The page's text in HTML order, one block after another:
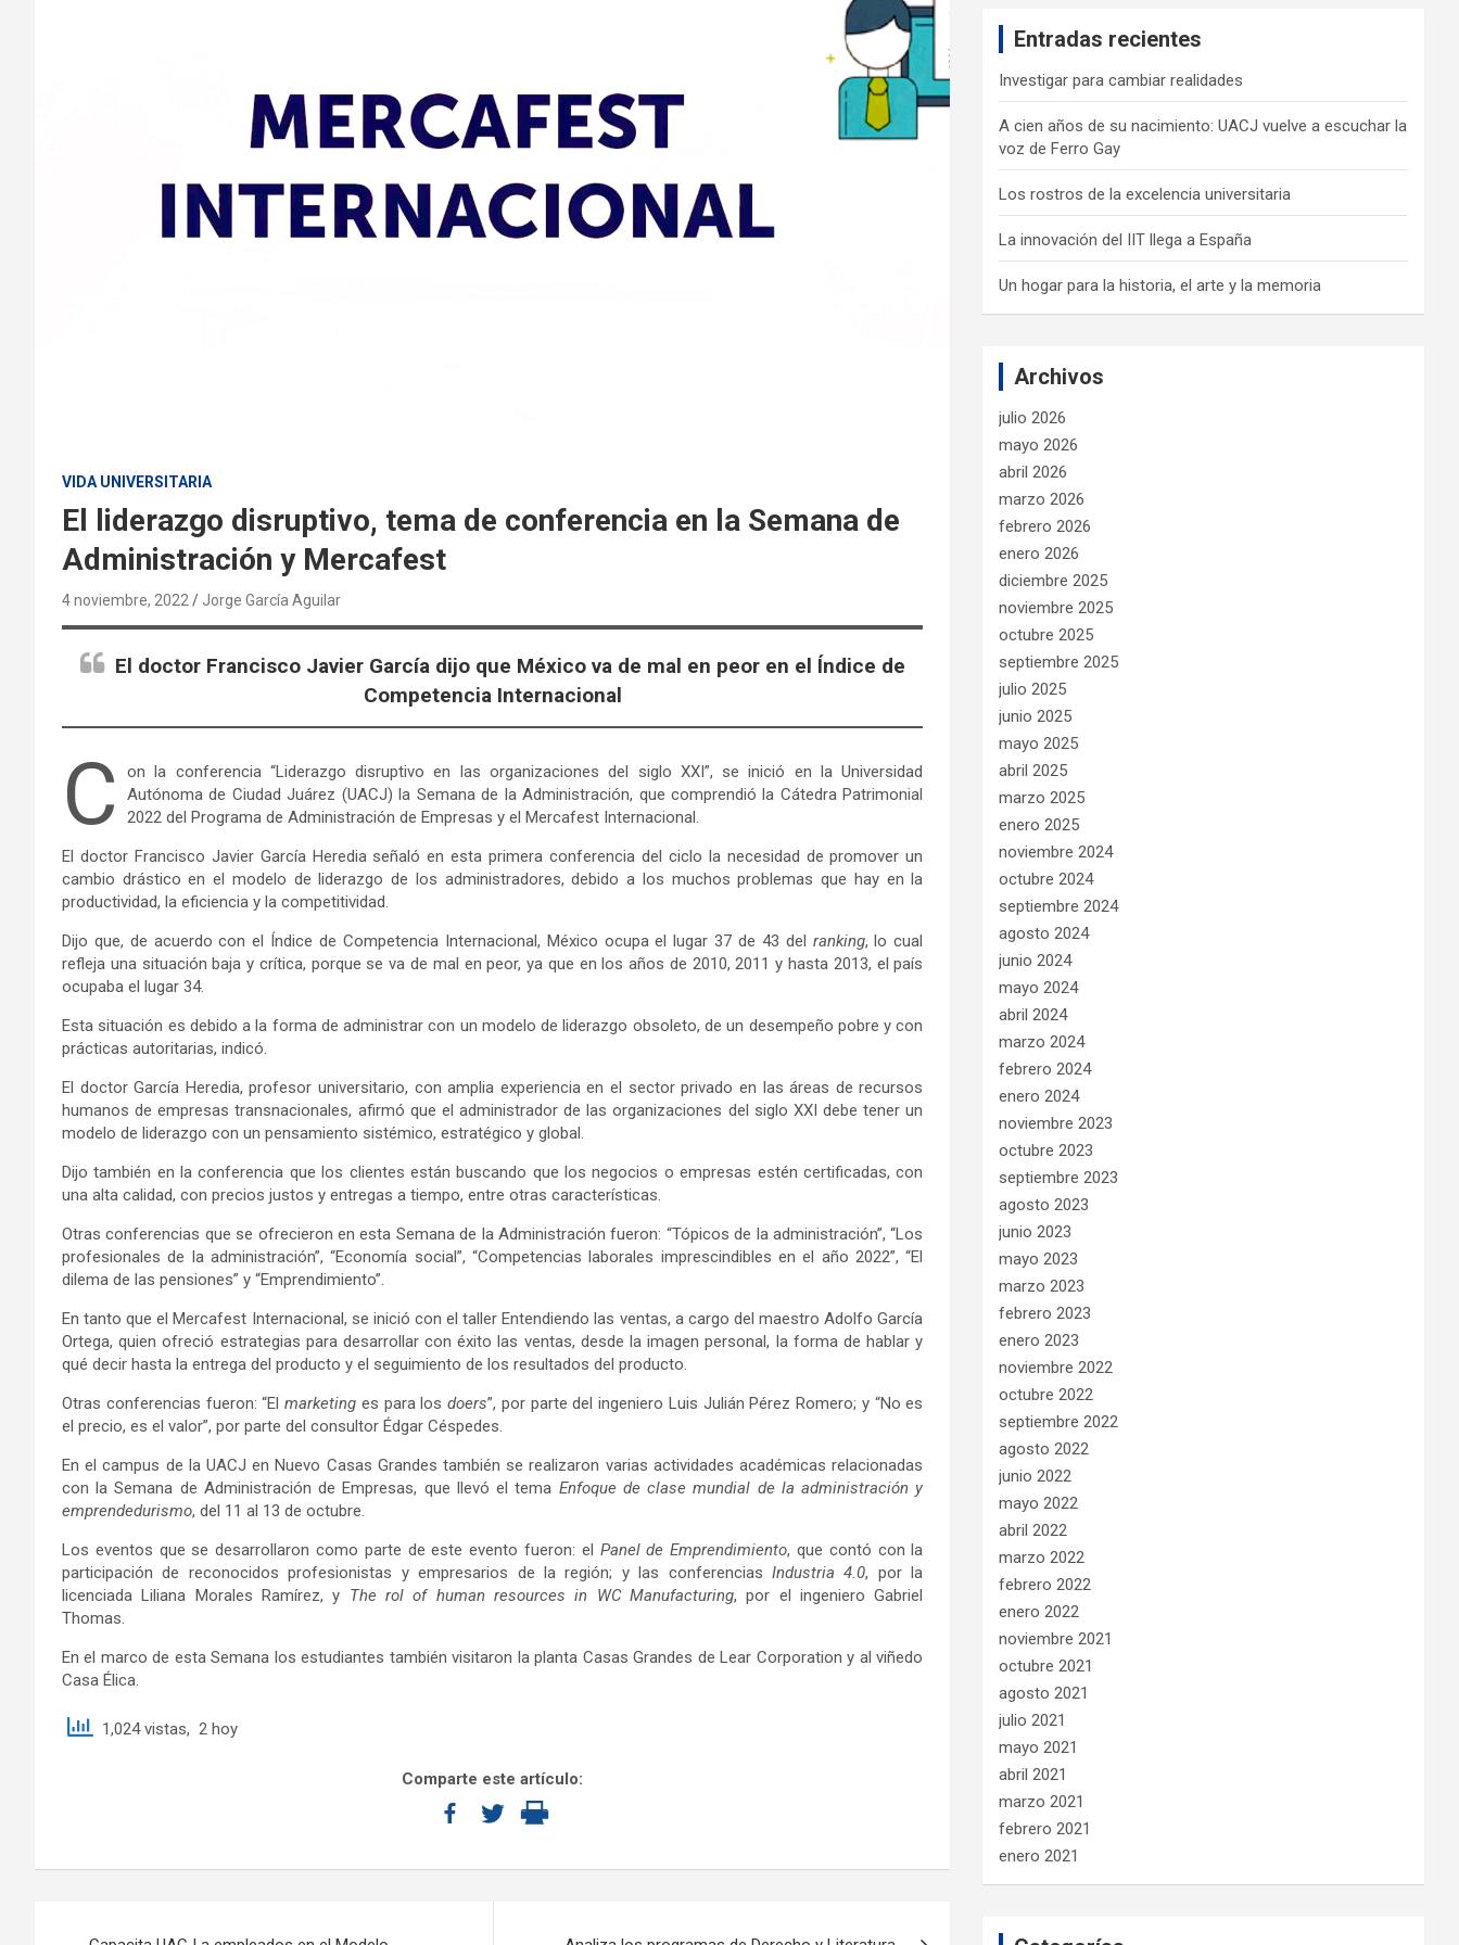
VIDA UNIVERSITARIA
El liderazgo disruptivo, tema de conferencia en la Semana de
Administración y Mercafest
4 noviembre, 2022 Jorge García Aguilar
El doctor Francisco Javier García dijo que México va de mal en peor en el Índice de
Competencia Internacional
C
on la conferencia “Liderazgo disruptivo en las organizaciones del siglo XXI”, se inició en la Universidad
Autónoma de Ciudad Juárez (UACJ) la Semana de la Administración, que comprendió la Cátedra Patrimonial
2022 del Programa de Administración de Empresas y el Mercafest Internacional.
El doctor Francisco Javier García Heredia señaló en esta primera conferencia del ciclo la necesidad de promover un
cambio drástico en el modelo de liderazgo de los administradores, debido a los muchos problemas que hay en la
productividad, la eficiencia y la competitividad.
Dijo que, de acuerdo con el Índice de Competencia Internacional, México ocupa el lugar 37 de 43 del ranking, lo cual
refleja una situación baja y crítica, porque se va de mal en peor, ya que en los años de 2010, 2011 y hasta 2013, el país
ocupaba el lugar 34.
Esta situación es debido a la forma de administrar con un modelo de liderazgo obsoleto, de un desempeño pobre y con
prácticas autoritarias, indicó.
El doctor García Heredia, profesor universitario, con amplia experiencia en el sector privado en las áreas de recursos
humanos de empresas transnacionales, afirmó que el administrador de las organizaciones del siglo XXI debe tener un
modelo de liderazgo con un pensamiento sistémico, estratégico y global.
Dijo también en la conferencia que los clientes están buscando que los negocios o empresas estén certificadas, con
una alta calidad, con precios justos y entregas a tiempo, entre otras características.
Otras conferencias que se ofrecieron en esta Semana de la Administración fueron: “Tópicos de la administración”, “Los
profesionales de la administración”, “Economía social”, “Competencias laborales imprescindibles en el año 2022”, “El
dilema de las pensiones” y “Emprendimiento”.
En tanto que el Mercafest Internacional, se inició con el taller Entendiendo las ventas, a cargo del maestro Adolfo García
Ortega, quien ofreció estrategias para desarrollar con éxito las ventas, desde la imagen personal, la forma de hablar y
qué decir hasta la entrega del producto y el seguimiento de los resultados del producto.
Otras conferencias fueron: “Elmarketing es para losdoers”, por parte del ingeniero Luis Julián Pérez Romero; y “No es
el precio, es el valor”, por parte del consultor Édgar Céspedes.
En el campus de la UACJ en Nuevo Casas Grandes también se realizaron varias actividades académicas relacionadas
con la Semana de Administración de Empresas, que llevó el tema Enfoque de clase mundial de la administración y
emprendedurismo, del 11 al 13 de octubre.
Los eventos que se desarrollaron como parte de este evento fueron: el Panel de Emprendimiento, que contó con la
participación de reconocidos profesionistas y empresarios de la región; y las conferenciasIndustria 4.0, por la
licenciada Liliana Morales Ramírez, y The rol of human resources in WC Manufacturing, por el ingeniero Gabriel
Thomas.
En el marco de esta Semana los estudiantes también visitaron la planta Casas Grandes de Lear Corporation y al viñedo
Casa Élica.
1,024 vistas, 2 hoy
Comparte este artículo:
Entradas recientes
Investigar para cambiar realidades
A cien años de su nacimiento: UACJ vuelve a escuchar la
voz de Ferro Gay
Los rostros de la excelencia universitaria
La innovación del IIT llega a España
Un hogar para la historia, el arte y la memoria
Archivos
julio 2026
mayo 2026
abril 2026
marzo 2026
febrero 2026
enero 2026
diciembre 2025
noviembre 2025
octubre 2025
septiembre 2025
julio 2025
junio 2025
mayo 2025
abril 2025
marzo 2025
enero 2025
noviembre 2024
octubre 2024
septiembre 2024
agosto 2024
junio 2024
mayo 2024
abril 2024
marzo 2024
febrero 2024
enero 2024
noviembre 2023
octubre 2023
septiembre 2023
agosto 2023
junio 2023
mayo 2023
marzo 2023
febrero 2023
enero 2023
noviembre 2022
octubre 2022
septiembre 2022
agosto 2022
junio 2022
mayo 2022
abril 2022
marzo 2022
febrero 2022
enero 2022
noviembre 2021
octubre 2021
agosto 2021
julio 2021
mayo 2021
abril 2021
marzo 2021
febrero 2021
enero 2021